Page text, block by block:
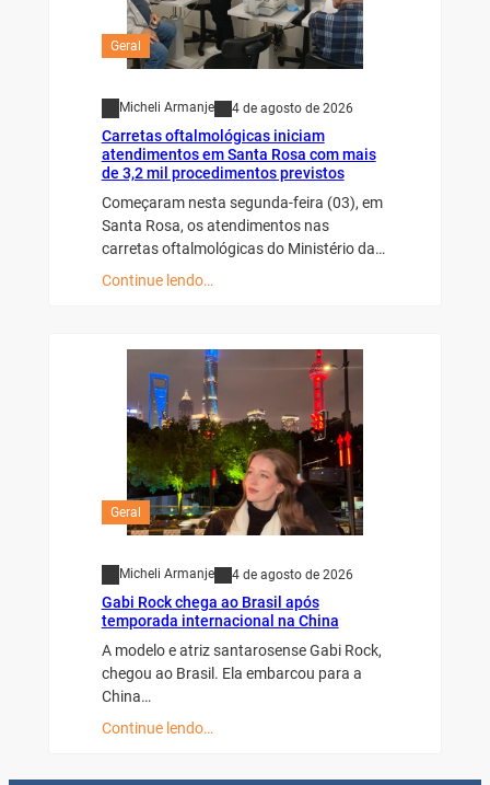
Geral
Micheli Armanje 4 de agosto de 2026
Carretas oftalmológicas iniciam
atendimentos em Santa Rosa com mais
de 3,2 mil procedimentos previstos
Começaram nesta segunda-feira (03), em
Santa Rosa, os atendimentos nas
carretas oftalmológicas do Ministério da…
Continue lendo…
Geral
Micheli Armanje 4 de agosto de 2026
Gabi Rock chega ao Brasil após
temporada internacional na China
A modelo e atriz santarosense Gabi Rock,
chegou ao Brasil. Ela embarcou para a
China…
Continue lendo…